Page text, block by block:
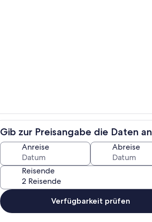
Speisen
Gib zur Preisangabe die Daten an
Anreise Abreise
Reisende
Verfügbarkeit prüfen